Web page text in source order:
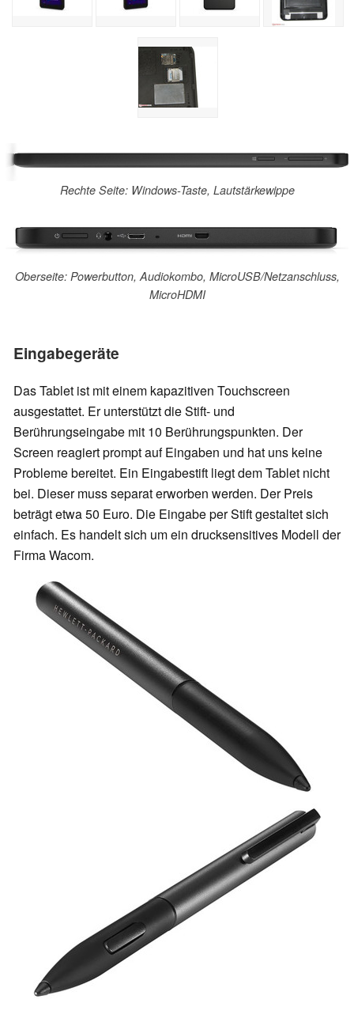
Rechte Seite: Windows-Taste, Lautstärkewippe
Oberseite: Powerbutton, Audiokombo, MicroUSB/Netzanschluss,
MicroHDMI
Eingabegeräte
Das Tablet ist mit einem kapazitiven Touchscreen
ausgestattet. Er unterstützt die Stift- und
Berührungseingabe mit 10 Berührungspunkten. Der
Screen reagiert prompt auf Eingaben und hat uns keine
Probleme bereitet. Ein Eingabestift liegt dem Tablet nicht
bei. Dieser muss separat erworben werden. Der Preis
beträgt etwa 50 Euro. Die Eingabe per Stift gestaltet sich
einfach. Es handelt sich um ein drucksensitives Modell der
Firma Wacom.